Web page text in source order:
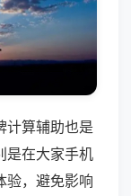
计算辅助也是
是在大家手机
验，避免影响